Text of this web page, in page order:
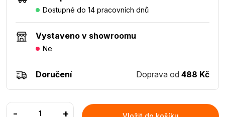
Dostupné do 14 pracovních dnů
Vystaveno v showroomu
Ne
Doručení Doprava od 488 Kč
- +